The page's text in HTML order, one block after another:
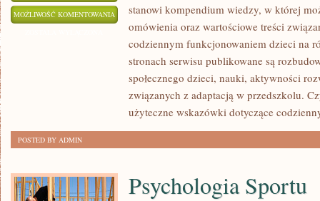
MOŻLIWOŚĆ KOMENTOWANIA PRZEDSZKOLA
ŻLOBKI
stanowi kompendium wiedzy, w której
omówienia oraz wartościowe treści
codziennym funkcjonowaniem dzieci na
stronach serwisu publikowane są
społecznego dzieci, nauki, aktywności
związanych z adaptacją w przedszkolu.
użyteczne wskazówki dotyczące
POSTED BY ADMIN
Psychologia Sportu